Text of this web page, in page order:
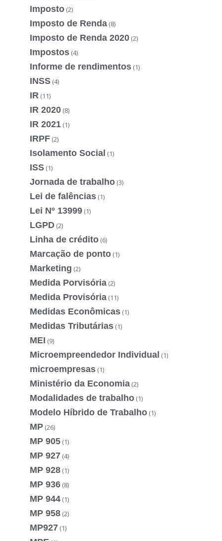
Imposto (2)
Imposto de Renda (8)
Imposto de Renda 2020 (2)
Impostos (4)
Informe de rendimentos (1)
INSS (4)
IR (11)
IR 2020 (8)
IR 2021 (1)
IRPF (2)
Isolamento Social (1)
ISS (1)
Jornada de trabalho (3)
Lei de falências (1)
Lei Nº 13999 (1)
LGPD (2)
Linha de crédito (6)
Marcação de ponto (1)
Marketing (2)
Medida Porvisória (2)
Medida Provisória (11)
Medidas Econômicas (1)
Medidas Tributárias (1)
MEI (9)
Microempreendedor Individual (1)
microempresas (1)
Ministério da Economia (2)
Modalidades de trabalho (1)
Modelo Híbrido de Trabalho (1)
MP (26)
MP 905 (1)
MP 927 (4)
MP 928 (1)
MP 936 (8)
MP 944 (1)
MP 958 (2)
MP927 (1)